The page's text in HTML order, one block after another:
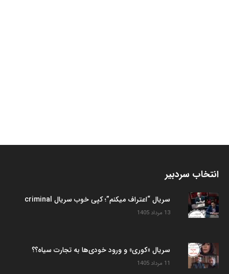
انتخاب سردبیر
سریال “اعتراف میکنم”؛ کپی خوب سریال criminal
13 مرداد 1405
سریال «کوری» و ورود خودی‌ها به تجارت سیاه؟؟
11 مرداد 1405